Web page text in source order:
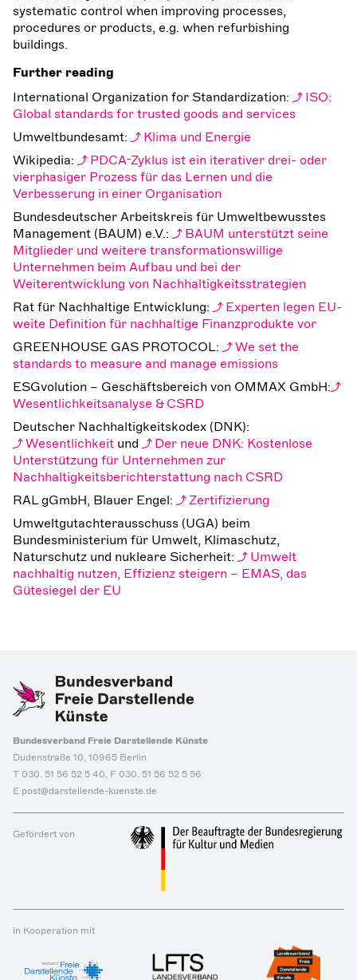
systematic control when improving processes,
procedures or products, e.g. when refurbishing
buildings.
Further reading
International Organization for Standardization:
ISO:
Global standards for trusted goods and services
Umweltbundesamt:
Klima und Energie
Wikipedia:
PDCA-Zyklus ist ein iterativer drei- oder
vierphasiger Prozess für das Lernen und die
Verbesserung in einer Organisation
Bundesdeutscher Arbeitskreis für Umweltbewusstes
Management (BAUM) e.V.:
BAUM unterstützt seine
Mitglieder und weitere transformationswillige
Unternehmen beim Aufbau und bei der
Weiterentwicklung von Nachhaltigkeitsstrategien
Rat für Nachhaltige Entwicklung:
Experten legen EU-
weite Definition für nachhaltige Finanzprodukte vor
GREENHOUSE GAS PROTOCOL:
We set the
standards to measure and manage emissions
ESGvolution – Geschäftsbereich von OMMAX GmbH:
Wesentlichkeitsanalyse & CSRD
Deutscher Nachhaltigkeitskodex (DNK):
Wesentlichkeit und
Der neue DNK: Kostenlose
Unterstützung für Unternehmen zur
Nachhaltigkeitsberichterstattung nach CSRD
RAL gGmbH, Blauer Engel:
Zertifizierung
Umweltgutachterausschuss (UGA) beim
Bundesministerium für Umwelt, Klimaschutz,
Naturschutz und nukleare Sicherheit:
Umwelt
nachhaltig nutzen, Effizienz steigern – EMAS, das
Gütesiegel der EU
Bundesverband Freie Darstellende Künste
Dudenstraße 10, 10965 Berlin
T 030. 51 56 52 5 40, F 030. 51 56 52 5 56
E post@darstellende-kuenste.de
Gefördert von
in Kooperation mit